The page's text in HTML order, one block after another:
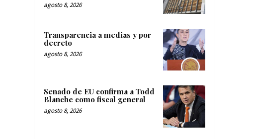
agosto 8, 2026
Transparencia a medias y por
decreto
agosto 8, 2026
Senado de EU confirma a Todd
Blanche como fiscal general
agosto 8, 2026